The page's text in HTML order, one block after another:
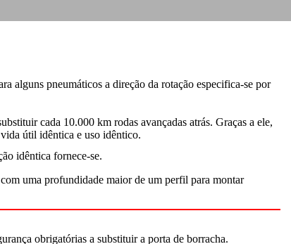
alguns pneumáticos a direção da rotação especifica-se por
cada 10.000 km rodas avançadas atrás. Graças a ele,
útil idêntica e uso idêntico.
idêntica fornece-se.
uma profundidade maior de um perfil para montar
obrigatórias a substituir a porta de borracha.